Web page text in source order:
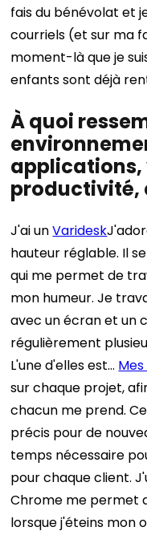
fais du bénévolat et
courriels (et sur ma
moment-là que je
enfants sont déjà
À quoi
applications,
productivité,
J'ai unVaridesk
hauteur réglable. Il
qui me permet de
mon humeur. Je
avec un écran et un
régulièrement
L'une d'elles est…
sur chaque projet,
chacun me prend.
précis pour de
temps nécessaire
pour chaque client.
Chrome me permet
lorsque j'éteins mon